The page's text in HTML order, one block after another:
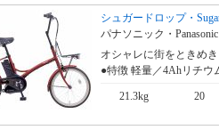
シュガードロップ・
パナソニック・Panasonic
オシャレに街をときめ
●特徴 軽量／4Ahリチウ
21.3kg 20